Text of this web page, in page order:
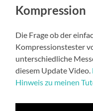
Kompression
Die Frage ob der
Kompressionstester
unterschiedliche
diesem Update Video.
Hinweis zu meinen